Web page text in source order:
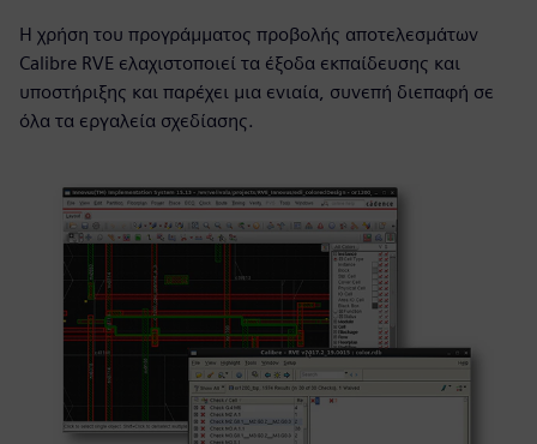
Η χρήση του προγράμματος προβολής αποτελεσμάτων
Calibre RVE ελαχιστοποιεί τα έξοδα εκπαίδευσης και
υποστήριξης και παρέχει μια ενιαία, συνεπή διεπαφή σε
όλα τα εργαλεία σχεδίασης.